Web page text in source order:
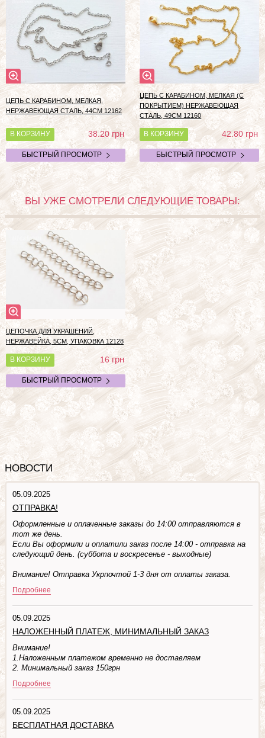
ЦЕПЬ С КАРАБИНОМ, МЕЛКАЯ,
НЕРЖАВЕЮЩАЯ СТАЛЬ, 44СМ 12162
В КОРЗИНУ 38.20грн
БЫСТРЫЙ ПРОСМОТР
ЦЕПЬ С КАРАБИНОМ, МЕЛКАЯ (С
ПОКРЫТИЕМ) НЕРЖАВЕЮЩАЯ
СТАЛЬ, 49СМ 12160
В КОРЗИНУ 42.80грн
БЫСТРЫЙ ПРОСМОТР
ВЫ УЖЕ СМОТРЕЛИ СЛЕДУЮЩИЕ ТОВАРЫ:
ЦЕПОЧКА ДЛЯ УКРАШЕНИЙ,
НЕРЖАВЕЙКА, 5СМ, УПАКОВКА 12128
В КОРЗИНУ 16грн
БЫСТРЫЙ ПРОСМОТР
НОВОСТИ
05.09.2025
ОТПРАВКА!
Оформленные и оплаченные заказы до 14:00 отправляются в
тот же день.
Если Вы оформили и оплатили заказ после 14:00 - отправка на
следующий день. (суббота и воскресенье - выходные)
Внимание! Отправка Укрпочтой 1-3 дня от оплаты заказа.
Подробнее
05.09.2025
НАЛОЖЕННЫЙ ПЛАТЕЖ, МИНИМАЛЬНЫЙ ЗАКАЗ
Внимание!
1.Наложенным платежом временно не доставляем
2. Минимальный заказ 150грн
Подробнее
05.09.2025
БЕСПЛАТНАЯ ДОСТАВКА